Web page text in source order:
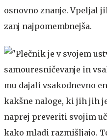
osnovno znanje. Vpeljal
zanj najpomembnejša.